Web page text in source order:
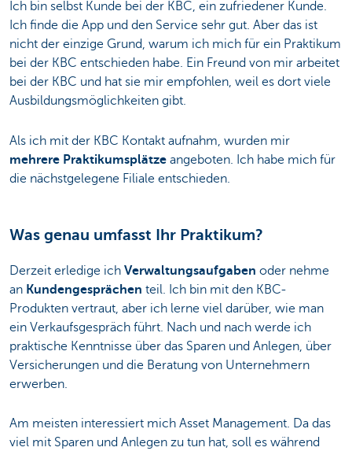
Ich bin selbst Kunde bei der KBC, ein zufriedener Kunde.
Ich finde die App und den Service sehr gut. Aber das ist
nicht der einzige Grund, warum ich mich für ein Praktikum
bei der KBC entschieden habe. Ein Freund von mir arbeitet
bei der KBC und hat sie mir empfohlen, weil es dort viele
Ausbildungsmöglichkeiten gibt.
Als ich mit der KBC Kontakt aufnahm, wurden mir
mehrere Praktikumsplätze angeboten. Ich habe mich für
die nächstgelegene Filiale entschieden.
Was genau umfasst Ihr Praktikum?
Derzeit erledige ich Verwaltungsaufgaben oder nehme
an Kundengesprächen teil. Ich bin mit den KBC-
Produkten vertraut, aber ich lerne viel darüber, wie man
ein Verkaufsgespräch führt. Nach und nach werde ich
praktische Kenntnisse über das Sparen und Anlegen, über
Versicherungen und die Beratung von Unternehmern
erwerben.
Am meisten interessiert mich Asset Management. Da das
viel mit Sparen und Anlegen zu tun hat, soll es während